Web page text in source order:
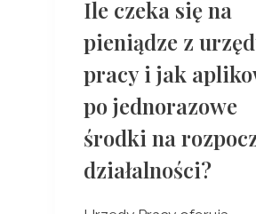
Ile czeka się na
pieniądze z
pracy i jak
po jednorazowe
środki na
działalności?